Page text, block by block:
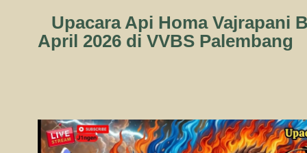
Upacara Api Homa Vajrapani
April 2026 di VVBS Palembang